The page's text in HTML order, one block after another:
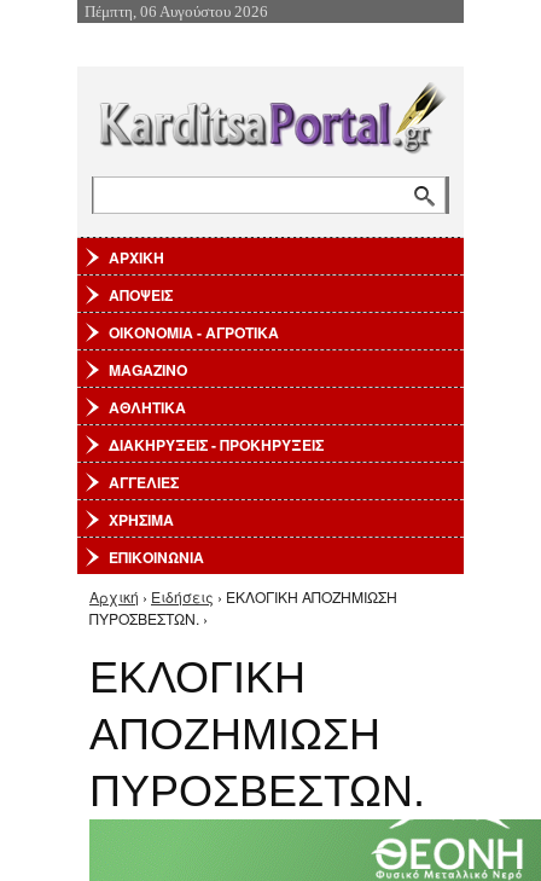
Επιστροφή στην Πλοήγηση
Πέμπτη, 06 Αυγούστου 2026
ΑΡΧΙΚΗ
ΑΠΟΨΕΙΣ
ΟΙΚΟΝΟΜΙΑ - ΑΓΡΟΤΙΚΑ
MAGAZINO
ΑΘΛΗΤΙΚΑ
ΔΙΑΚΗΡΥΞΕΙΣ - ΠΡΟΚΗΡΥΞΕΙΣ
ΑΓΓΕΛΙΕΣ
ΧΡΗΣΙΜΑ
ΕΠΙΚΟΙΝΩΝΙΑ
Είστε εδώ
Αρχική › Ειδήσεις › ΕΚΛΟΓΙΚΗ ΑΠΟΖΗΜΙΩΣΗ
ΠΥΡΟΣΒΕΣΤΩΝ. ›
ΕΚΛΟΓΙΚΗ
ΑΠΟΖΗΜΙΩΣΗ
ΠΥΡΟΣΒΕΣΤΩΝ.